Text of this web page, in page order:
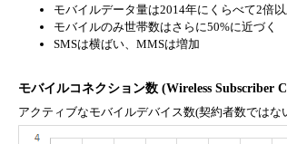
モバイルデータ量は2014年にくらべて2倍
モバイルのみ世帯数はさらに50%に近づく
SMSは横ばい、MMSは増加
モバイルコネクション数 (Wireless Subscriber
アクティブなモバイルデバイス数(契約者数ではな